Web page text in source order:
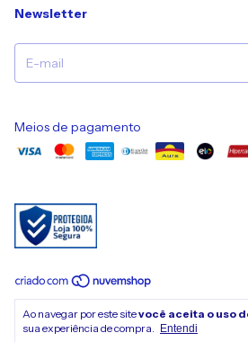
Ao navegar por este sitevocê aceita o uso
sua experiência de compra.
Entendi
Newsletter
Meios de pagamento
Copyright Nuvem de Encanto -
reservados.